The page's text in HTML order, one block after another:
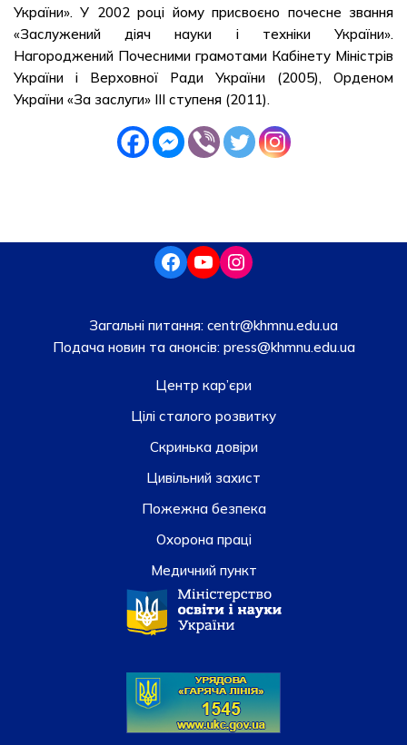
України». У 2002 році йому присвоєно почесне звання
«Заслужений діяч науки і техніки України».
Нагороджений Почесними грамотами Кабінету Міністрів
України і Верховної Ради України (2005), Орденом
України «За заслуги» III ступеня (2011).
Загальні питання: centr@khmnu.edu.ua
Подача новин та анонсів:press@khmnu.edu.ua
Центр кар’єри
Цілі сталого розвитку
Скринька довiри
Цивільний захист
Пожежна безпека
Охорона праці
Медичний пункт